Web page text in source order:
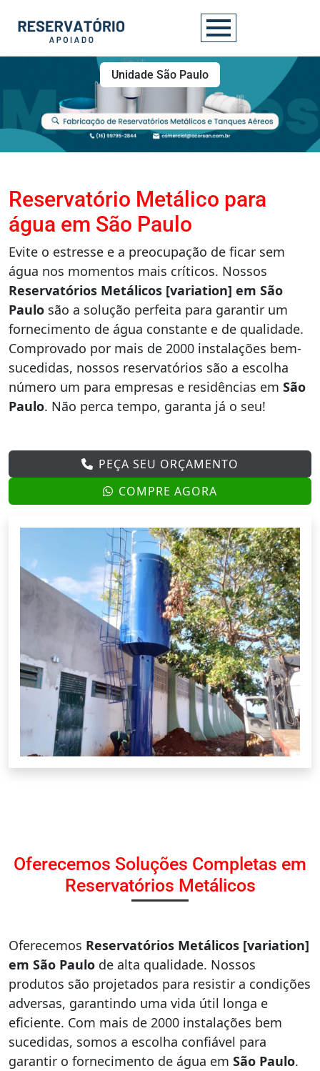
Unidade São Paulo
Reservatório Metálico para
água em São Paulo
Evite o estresse e a preocupação de ficar sem
água nos momentos mais críticos. Nossos
Reservatórios Metálicos [variation] em São
Paulo são a solução perfeita para garantir um
fornecimento de água constante e de qualidade.
Comprovado por mais de 2000 instalações bem-
sucedidas, nossos reservatórios são a escolha
número um para empresas e residências em São
Paulo. Não perca tempo, garanta já o seu!
PEÇA SEU ORÇAMENTO
COMPRE AGORA
Oferecemos Soluções Completas em
Reservatórios Metálicos
Oferecemos Reservatórios Metálicos [variation]
em São Paulo de alta qualidade. Nossos
produtos são projetados para resistir a condições
adversas, garantindo uma vida útil longa e
eficiente. Com mais de 2000 instalações bem
sucedidas, somos a escolha confiável para
garantir o fornecimento de água em São Paulo.